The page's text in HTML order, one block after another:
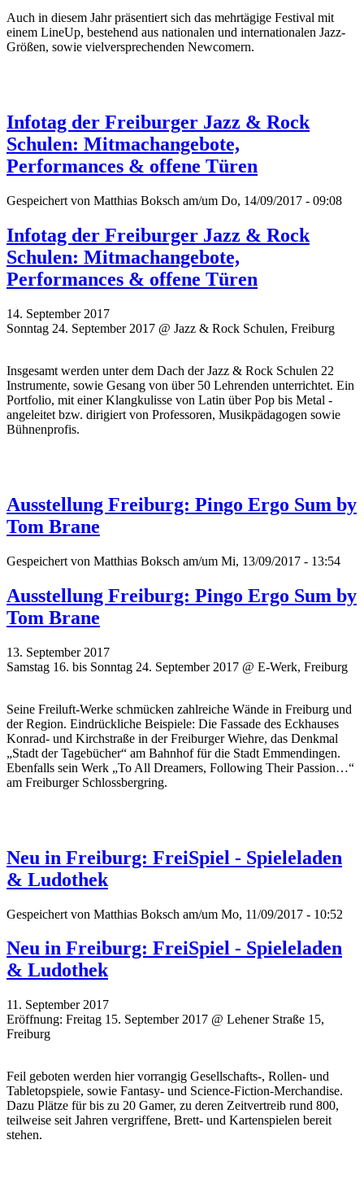
Auch in diesem Jahr präsentiert sich das mehrtägige Festival mit
einem LineUp, bestehend aus nationalen und internationalen Jazz-
Größen, sowie vielversprechenden Newcomern.
Infotag der Freiburger Jazz & Rock
Schulen: Mitmachangebote,
Performances & offene Türen
Gespeichert von Matthias Boksch am/um Do, 14/09/2017 - 09:08
Infotag der Freiburger Jazz & Rock
Schulen: Mitmachangebote,
Performances & offene Türen
14. September 2017
Sonntag 24. September 2017 @ Jazz & Rock Schulen, Freiburg
Insgesamt werden unter dem Dach der Jazz & Rock Schulen 22
Instrumente, sowie Gesang von über 50 Lehrenden unterrichtet. Ein
Portfolio, mit einer Klangkulisse von Latin über Pop bis Metal -
angeleitet bzw. dirigiert von Professoren, Musikpädagogen sowie
Bühnenprofis.
Ausstellung Freiburg: Pingo Ergo Sum by
Tom Brane
Gespeichert von Matthias Boksch am/um Mi, 13/09/2017 - 13:54
Ausstellung Freiburg: Pingo Ergo Sum by
Tom Brane
13. September 2017
Samstag 16. bis Sonntag 24. September 2017 @ E-Werk, Freiburg
Seine Freiluft-Werke schmücken zahlreiche Wände in Freiburg und
der Region. Eindrückliche Beispiele: Die Fassade des Eckhauses
Konrad- und Kirchstraße in der Freiburger Wiehre, das Denkmal
„Stadt der Tagebücher“ am Bahnhof für die Stadt Emmendingen.
Ebenfalls sein Werk „To All Dreamers, Following Their Passion…“
am Freiburger Schlossbergring.
Neu in Freiburg: FreiSpiel - Spieleladen
& Ludothek
Gespeichert von Matthias Boksch am/um Mo, 11/09/2017 - 10:52
Neu in Freiburg: FreiSpiel - Spieleladen
& Ludothek
11. September 2017
Eröffnung: Freitag 15. September 2017 @ Lehener Straße 15,
Freiburg
Feil geboten werden hier vorrangig Gesellschafts-, Rollen- und
Tabletopspiele, sowie Fantasy- und Science-Fiction-Merchandise.
Dazu Plätze für bis zu 20 Gamer, zu deren Zeitvertreib rund 800,
teilweise seit Jahren vergriffene, Brett- und Kartenspielen bereit
stehen.